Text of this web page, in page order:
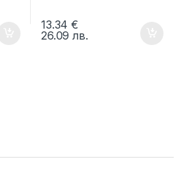
13.34€
26.09лв.